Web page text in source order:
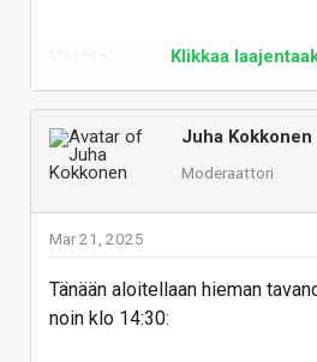
Klikkaa
Juha Kokkonen
Moderaattori
Mar 21, 2025
Tänään aloitellaan hieman
noin klo 14:30: